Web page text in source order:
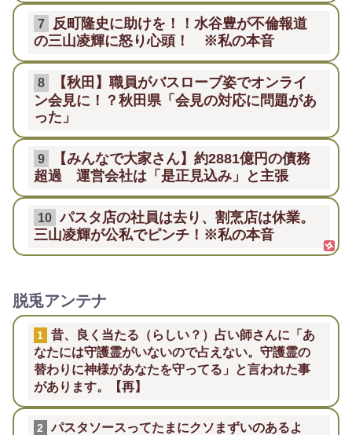
7
反町隆史に助けを！！水谷豊が不倫報道
の三山凌輝に怒り心頭！ ※私の本音
8
【秋田】職員がバスローブ姿でオンライ
ン会見に！？秋田県「会見の対応に問題があ
った」
9
【みんなで大家さん】約2881億円の債務
超過 運営会社は「是正見込み」と主張
10 パスタ店の社員は去り、割烹店は休業。
三山凌輝が公私でピンチ！※私の本音
脱兎アンテナ
1
昔、良く当たる（らしい？）占い師さんに「あ
なたには守護霊がいないので占えない。守護霊の
替わりに神様があなたを守ってる」と言われた事
があります。【再】
2
パスタソースってたまにクソまずいのあるよ